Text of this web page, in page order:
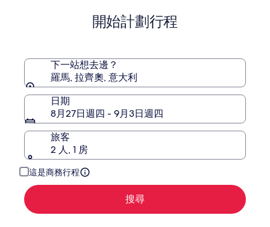
關
標
的
詳
情。
開始計劃行程
下一站想去邊？
羅馬, 拉齊奧, 意大利
日期
8月27日週四 - 9月3日週四
旅客
2 人, 1 房
這是商務行程
搜尋